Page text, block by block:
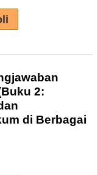
2:
di Berbagai